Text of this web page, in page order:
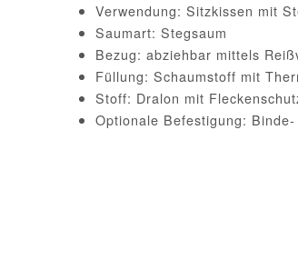
Verwendung: Sitzkissen mit
Saumart: Stegsaum
Bezug: abziehbar mittels
Füllung: Schaumstoff mit
Stoff: Dralon mit
Optionale Befestigung: